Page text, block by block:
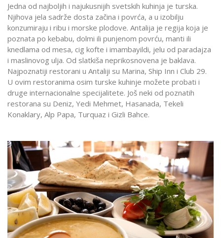
Jedna od najboljih i najukusnijih svetskih kuhinja je turska.
Njihova jela sadrže dosta začina i povrća, a u izobilju
konzumiraju i ribu i morske plodove. Antalija je regija koja je
poznata po kebabu, dolmi ili punjenom povrću, manti ili
knedlama od mesa, cig kofte i imambayildi, jelu od paradajza
i maslinovog ulja. Od slatkiša neprikosnovena je baklava.
Najpoznatiji restorani u Antaliji su Marina, Ship Inn i Club 29.
U ovim restoranima osim turske kuhinje možete probati i
druge internacionalne specijalitete. Još neki od poznatih
restorana su Deniz, Yedi Mehmet, Hasanada, Tekeli
Konaklary, Alp Papa, Turquaz i Gizli Bahce.